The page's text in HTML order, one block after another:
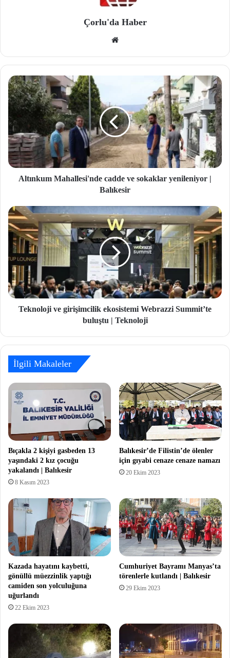
Çorlu'da Haber
site
Altınkum Mahallesi'nde cadde ve sokaklar yenileniyor |
Balıkesir
Teknoloji ve girişimcilik ekosistemi Webrazzi Summit’te
buluştu | Teknoloji
İlgili Makaleler
Bıçakla 2 kişiyi gasbeden 13
yaşındaki 2 kız çocuğu
yakalandı | Balıkesir
8 Kasım 2023
Balıkesir’de Filistin’de ölenler
için gıyabi cenaze cenaze namazı
20 Ekim 2023
Kazada hayatını kaybetti,
gönüllü müezzinlik yaptığı
camiden son yolculuğuna
uğurlandı
22 Ekim 2023
Cumhuriyet Bayramı Manyas’ta
törenlerle kutlandı | Balıkesir
29 Ekim 2023